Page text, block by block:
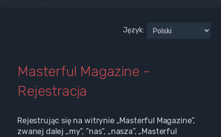
Język:
Masterful Magazine -
Rejestracja
Rejestrując się na witrynie „Masterful Magazine”,
zwanej dalej „my”, ”nas”, „nasza”, „Masterful